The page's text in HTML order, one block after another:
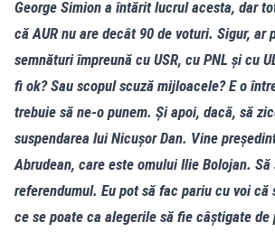
George Simion a întărit lucrul acesta, dar
că AUR nu are decât 90 de voturi. Sigur, ar
semnături împreună cu USR, cu PNL și cu
fi ok? Sau scopul scuză mijloacele? E o
trebuie să ne-o punem. Și apoi, dacă, să
suspendarea lui Nicușor Dan. Vine
Abrudean, care este omului Ilie Bolojan.
referendumul. Eu pot să fac pariu cu voi
ce se poate ca alegerile să fie câștigate de